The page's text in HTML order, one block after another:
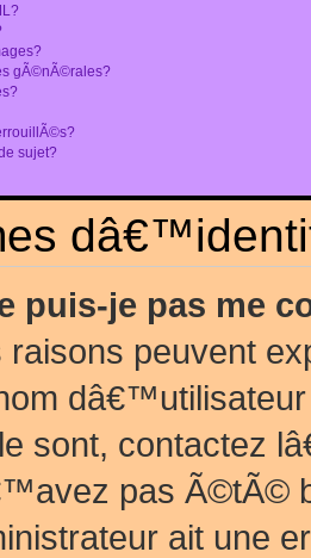
gÃ©nÃ©rales?
sujet?
puis-je pas me
raisons peuvent
sont, contactez
pas Ã©tÃ©
ait une